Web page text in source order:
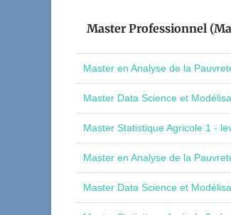
Master Professionnel
Master en Analyse de la
Master Data Science et
Master Statistique Agricole 1 -
Master en Analyse de la
Master Data Science et